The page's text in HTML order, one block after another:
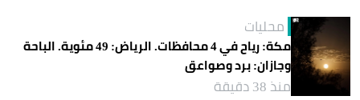
محليات
مكة: رياح في 4 محافظات. الرياض: 49 مئوية. الباحة
وجازان: برد وصواعق
منذ 38 دقيقة